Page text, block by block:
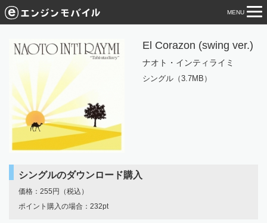
MENU
El Corazon (swing ver.)
ナオト・インティライミ
シングル（3.7MB）
シングルのダウンロード購入
価格：255円（税込）
ポイント購入の場合：232pt